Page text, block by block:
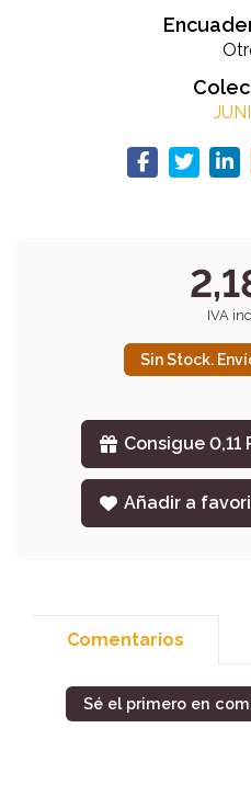
IVA
Sin Stock.
Consigue 0,11
Añadir a
Comentarios
Sé el primero en